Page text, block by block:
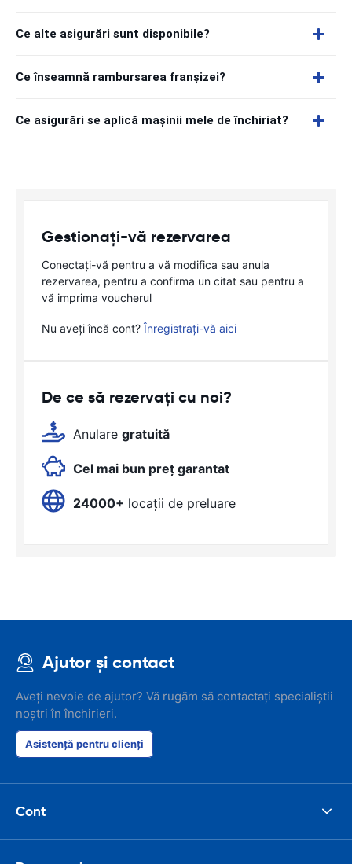
Ce alte asigurări sunt disponibile?
Ce înseamnă rambursarea franșizei?
Ce asigurări se aplică mașinii mele de închiriat?
Gestionați-vă rezervarea
Conectați-vă pentru a vă modifica sau anula
rezervarea, pentru a confirma un citat sau pentru a
vă imprima voucherul
Nu aveți încă cont? Înregistrați-vă aici
De ce să rezervați cu noi?
Anulare gratuită
Cel mai bun preț garantat
24000+ locații de preluare
Ajutor și contact
Aveți nevoie de ajutor? Vă rugăm să contactați specialiștii
noștri în închirieri.
Asistență pentru clienți
Cont